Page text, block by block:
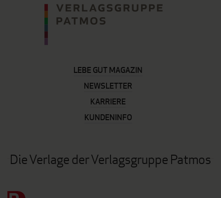
LEBE GUT MAGAZIN
NEWSLETTER
KARRIERE
KUNDENINFO
Die Verlage der Verlagsgruppe Patmos